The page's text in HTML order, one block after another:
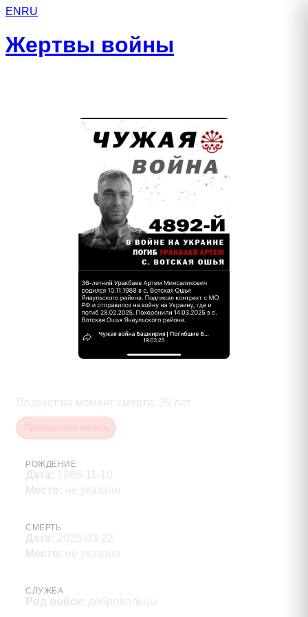
EN RU
Жертвы войны
Возраст на момент смерти : 36 лет
РОЖДЕНИЕ
Дата: 1988-11-10
Место: не указано
СМЕРТЬ
Дата: 2025-03-22
Место: не указано
СЛУЖБА
Род войск: добровольцы